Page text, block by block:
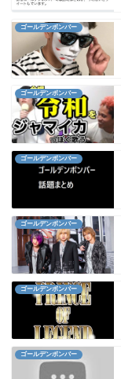
ゴールデンボンバー
ゴールデンボンバー
ゴールデンボンバー
ゴールデンボンバー
ゴールデンボンバー
ゴールデンボンバー